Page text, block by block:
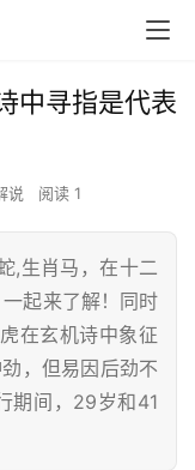
中寻指是代表
说 阅读 1
,生肖马，在十二
起来了解！同时
在玄机诗中象征
，但易因后劲不
期间，29岁和41